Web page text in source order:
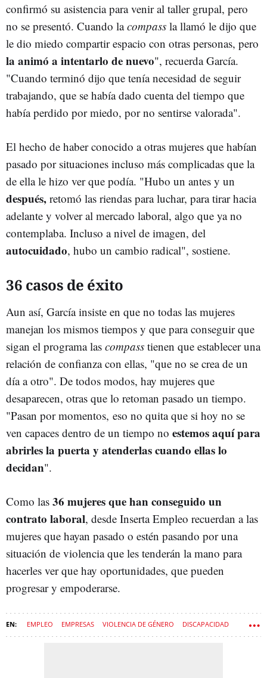
confirmó su asistencia para venir al taller grupal, pero
no se presentó. Cuando lacompass la llamó le dijo que
le dio miedo compartir espacio con otras personas, pero
la animó a intentarlo de nuevo", recuerda García.
"Cuando terminó dijo que tenía necesidad de seguir
trabajando, que se había dado cuenta del tiempo que
había perdido por miedo, por no sentirse valorada".
El hecho de haber conocido a otras mujeres que habían
pasado por situaciones incluso más complicadas que la
de ella le hizo ver que podía. "Hubo un antes y un
después, retomó las riendas para luchar, para tirar hacia
adelante y volver al mercado laboral, algo que ya no
contemplaba. Incluso a nivel de imagen, del
autocuidado, hubo un cambio radical", sostiene.
36 casos de éxito
Aun así, García insiste en que no todas las mujeres
manejan los mismos tiempos y que para conseguir que
sigan el programa las compass tienen que establecer una
relación de confianza con ellas, "que no se crea de un
día a otro". De todos modos, hay mujeres que
desaparecen, otras que lo retoman pasado un tiempo.
"Pasan por momentos, eso no quita que si hoy no se
ven capaces dentro de un tiempo no estemos aquí para
abrirles la puerta y atenderlas cuando ellas lo
decidan".
Como las 36 mujeres que han conseguido un
contrato laboral, desde Inserta Empleo recuerdan a las
mujeres que hayan pasado o estén pasando por una
situación de violencia que les tenderán la mano para
hacerles ver que hay oportunidades, que pueden
progresar y empoderarse.
EMPLEO EMPRESAS VIOLENCIA DE GÉNERO DISCAPACIDAD